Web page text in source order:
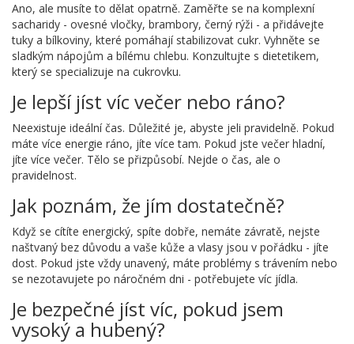
Ano, ale musíte to dělat opatrně. Zaměřte se na komplexní
sacharidy - ovesné vločky, brambory, černý rýži - a přidávejte
tuky a bílkoviny, které pomáhají stabilizovat cukr. Vyhněte se
sladkým nápojům a bílému chlebu. Konzultujte s dietetikem,
který se specializuje na cukrovku.
Je lepší jíst víc večer nebo ráno?
Neexistuje ideální čas. Důležité je, abyste jeli pravidelně. Pokud
máte více energie ráno, jíte více tam. Pokud jste večer hladní,
jíte více večer. Tělo se přizpůsobí. Nejde o čas, ale o
pravidelnost.
Jak poznám, že jím dostatečně?
Když se cítíte energický, spíte dobře, nemáte závratě, nejste
naštvaný bez důvodu a vaše kůže a vlasy jsou v pořádku - jíte
dost. Pokud jste vždy unavený, máte problémy s trávením nebo
se nezotavujete po náročném dni - potřebujete víc jídla.
Je bezpečné jíst víc, pokud jsem
vysoký a hubený?